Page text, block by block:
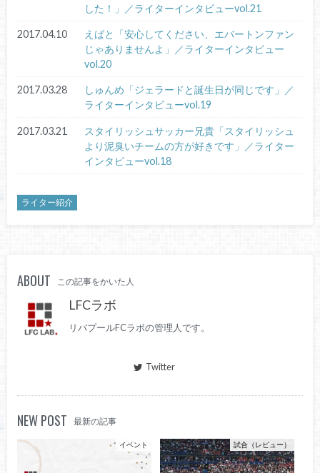
した！」／ライターインタビューvol.21
2017.04.10
えばと「安心してください、エバートンファン
じゃありませんよ」／ライターインタビュー
vol.20
2017.03.28
しゅんめ「ジェラードと誕生日が同じです」／
ライターインタビューvol.19
2017.03.21
スタイリッシュサッカー兄貴「スタイリッシュ
より泥臭いチームの方が好きです」／ライター
インタビューvol.18
ライター紹介
ABOUT この記事をかいた人
LFCラボ
リバプールFCラボの管理人です。
Twitter
NEW POST 最新の記事
イベント 試合（レビュー）